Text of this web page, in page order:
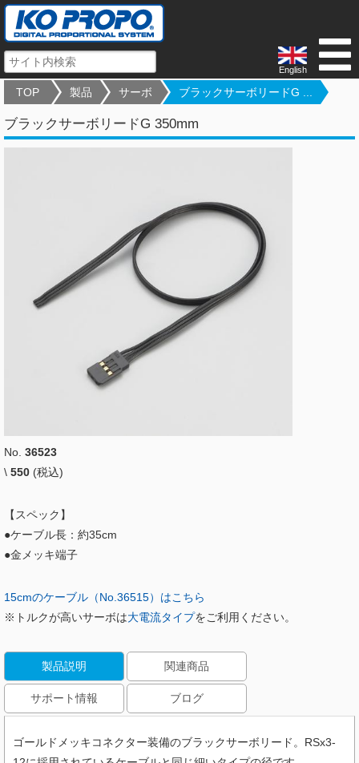
English
TOP 製品 サーボ ブラックサーボリードG ...
ブラックサーボリードG 350mm
No. 36523
\ 550 (税込)
【スペック】
●ケーブル長：約35cm
●金メッキ端子
15cmのケーブル（No.36515）はこちら
※トルクが高いサーボは大電流タイプをご利用ください。
製品説明 関連商品
サポート情報 ブログ
ゴールドメッキコネクター装備のブラックサーボリード。RSx3-